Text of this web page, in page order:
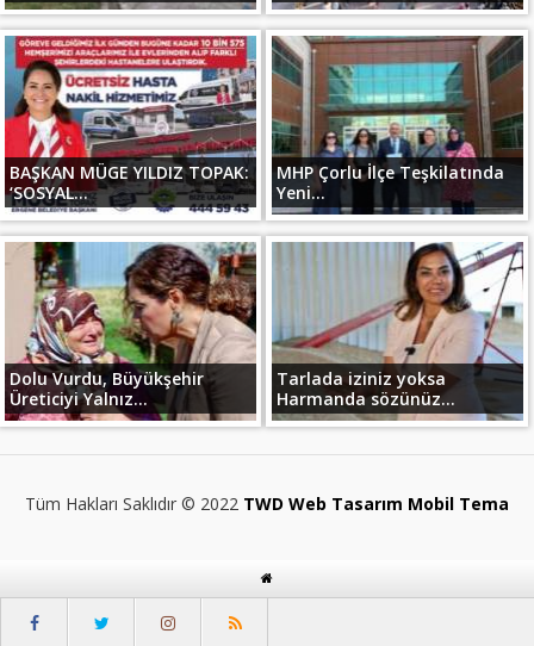
BAŞKAN MÜGE YILDIZ TOPAK:
‘SOSYAL...
MHP Çorlu İlçe Teşkilatında
Yeni...
Dolu Vurdu, Büyükşehir
Üreticiyi Yalnız...
Tarlada iziniz yoksa
Harmanda sözünüz...
Tüm Hakları Saklıdır © 2022 TWD Web Tasarım Mobil Tema